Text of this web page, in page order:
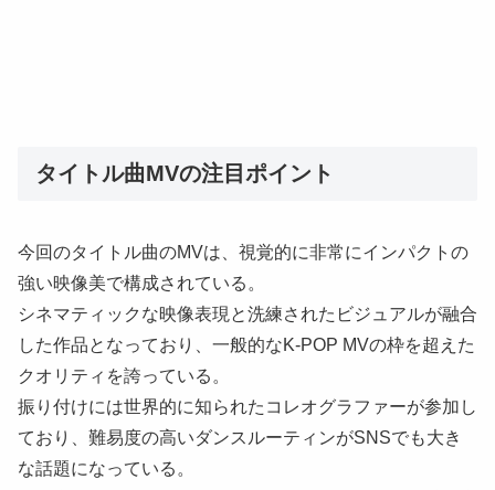
タイトル曲MVの注目ポイント
今回のタイトル曲のMVは、視覚的に非常にインパクトの
強い映像美で構成されている。
シネマティックな映像表現と洗練されたビジュアルが融合
した作品となっており、一般的なK-POP MVの枠を超えた
クオリティを誇っている。
振り付けには世界的に知られたコレオグラファーが参加し
ており、難易度の高いダンスルーティンがSNSでも大き
な話題になっている。